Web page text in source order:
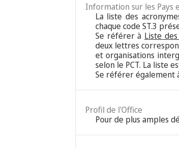
Information sur les Pays
La liste des
chaque code ST.3
Se référer à Liste
deux lettres
et organisations
selon le PCT. La liste
Se référer également
Profil de l'Office
Pour de plus amples